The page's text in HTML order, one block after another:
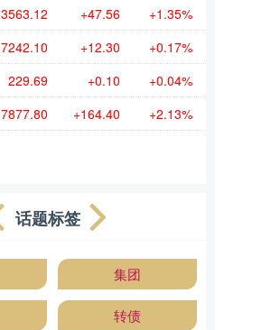
3563.12 +47.56 +1.35%
7242.10 +12.30 +0.17%
229.69 +0.10 +0.04%
7877.80 +164.40 +2.13%
话题标签
集团
转债